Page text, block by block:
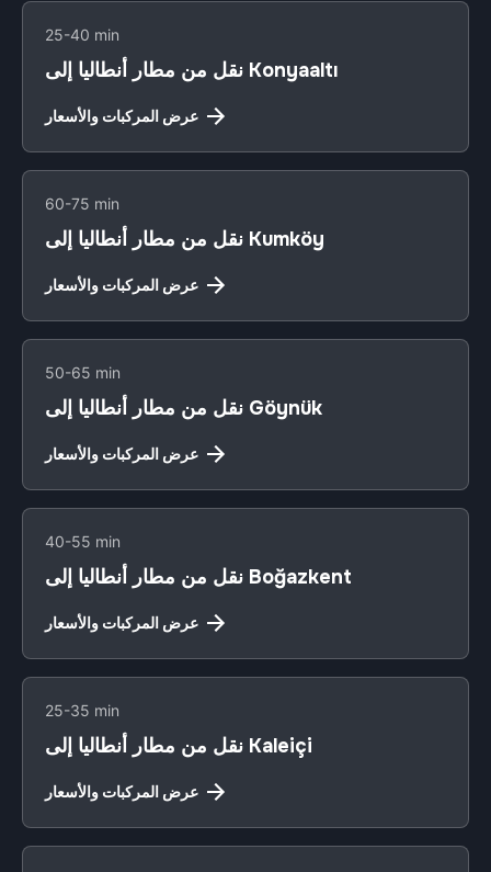
25-40 min
نقل من مطار أنطاليا إلى Konyaaltı
عرض المركبات والأسعار
60-75 min
نقل من مطار أنطاليا إلى Kumköy
عرض المركبات والأسعار
50-65 min
نقل من مطار أنطاليا إلى Göynük
عرض المركبات والأسعار
40-55 min
نقل من مطار أنطاليا إلى Boğazkent
عرض المركبات والأسعار
25-35 min
نقل من مطار أنطاليا إلى Kaleiçi
عرض المركبات والأسعار